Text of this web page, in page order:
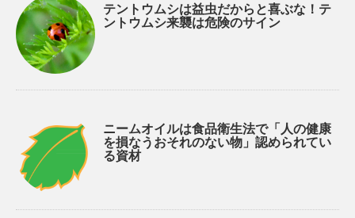
テントウムシは益虫だからと喜ぶな！テ
ントウムシ来襲は危険のサイン
ニームオイルは食品衛生法で「人の健康
を損なうおそれのない物」認められてい
る資材